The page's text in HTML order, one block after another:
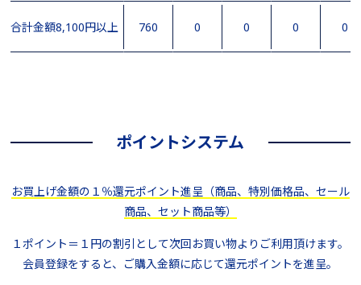
合計金額8,100円以上 760 0 0 0 0
ポイントシステム
お買上げ金額の１％還元ポイント進呈（商品、特別価格品、セール
商品、セット商品等）
１ポイント＝１円の割引として次回お買い物よりご利用頂けます。
会員登録をすると、ご購入金額に応じて還元ポイントを進呈。